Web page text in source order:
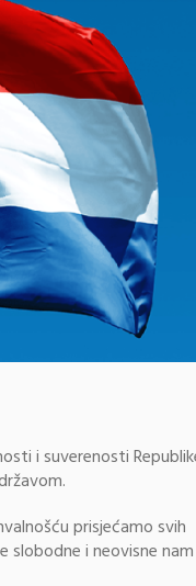
i suverenosti
prisjećamo svih
slobodne i neovisne nam